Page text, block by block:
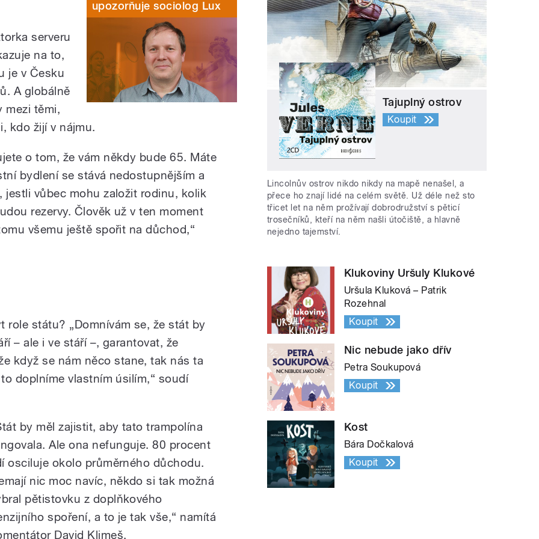
upozorňuje sociolog Lux
serveru
na to,
je v Česku
A globálně
mezi těmi,
kdo žijí v nájmu.
o tom, že vám někdy bude 65. Máte
bydlení se stává nedostupnějším a
vůbec mohu založit rodinu, kolik
rezervy. Člověk už v ten moment
všemu ještě spořit na důchod,“
role státu? „Domnívám se, že stát by
– ale i ve stáří –, garantovat, že
když se nám něco stane, tak nás ta
doplníme vlastním úsilím,“ soudí
by měl zajistit, aby tato trampolína
Ale ona nefunguje. 80 procent
osciluje okolo průměrného důchodu.
nic moc navíc, někdo si tak možná
pětistovku z doplňkového
spoření, a to je tak vše,“ namítá
David Klimeš.
Tajuplný ostrov
Koupit
Lincolnův ostrov nikdo nikdy na mapě nenašel, a
přece ho znají lidé na celém světě. Už déle než sto
třicet let na něm prožívají dobrodružství s pěticí
trosečníků, kteří na něm našli útočiště, a hlavně
nejedno tajemství.
Klukoviny Uršuly Klukové
Uršula Kluková – Patrik
Rozehnal
Koupit
Nic nebude jako dřív
Petra Soukupová
Koupit
Kost
Bára Dočkalová
Koupit